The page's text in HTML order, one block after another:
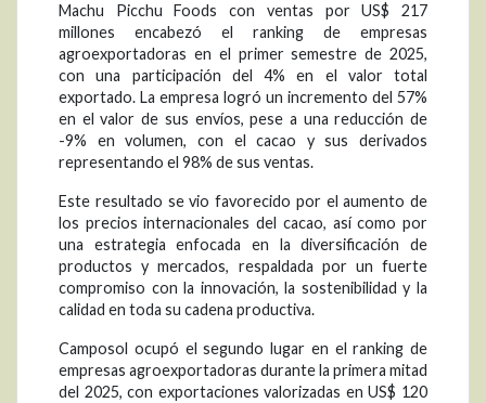
Machu Picchu Foods con ventas por US$ 217
millones encabezó el ranking de empresas
agroexportadoras en el primer semestre de 2025,
con una participación del 4% en el valor total
exportado. La empresa logró un incremento del 57%
en el valor de sus envíos, pese a una reducción de
-9% en volumen, con el cacao y sus derivados
representando el 98% de sus ventas.
Este resultado se vio favorecido por el aumento de
los precios internacionales del cacao, así como por
una estrategia enfocada en la diversificación de
productos y mercados, respaldada por un fuerte
compromiso con la innovación, la sostenibilidad y la
calidad en toda su cadena productiva.
Camposol ocupó el segundo lugar en el ranking de
empresas agroexportadoras durante la primera mitad
del 2025, con exportaciones valorizadas en US$ 120